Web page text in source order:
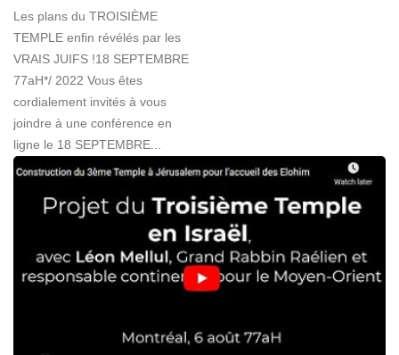
Les plans du TROISIÈME
TEMPLE enfin révélés par les
VRAIS JUIFS !18 SEPTEMBRE
77aH*/ 2022 Vous êtes
cordialement invités à vous
joindre à une conférence en
ligne le 18 SEPTEMBRE...